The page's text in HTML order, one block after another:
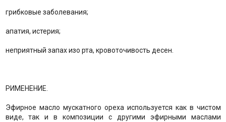
грибковые заболевания;
апатия, истерия;
неприятный запах изо рта, кровоточивость десен.
РИМЕНЕНИЕ.
Эфирное масло мускатного ореха используется как в чистом
виде, так и в композиции с другими эфирными маслами